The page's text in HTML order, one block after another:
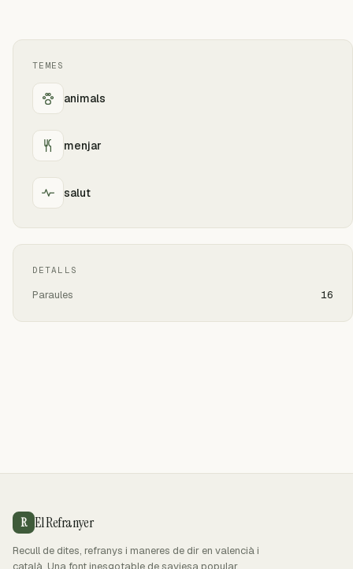
TEMES
animals
menjar
salut
DETALLS
Paraules 16
R El Refranyer
Recull de dites, refranys i maneres de dir en valencià i
català. Una font inesgotable de saviesa popular.